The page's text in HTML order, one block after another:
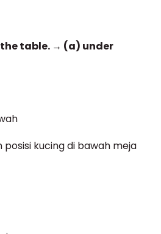
table. → (a) under
kucing di bawah meja